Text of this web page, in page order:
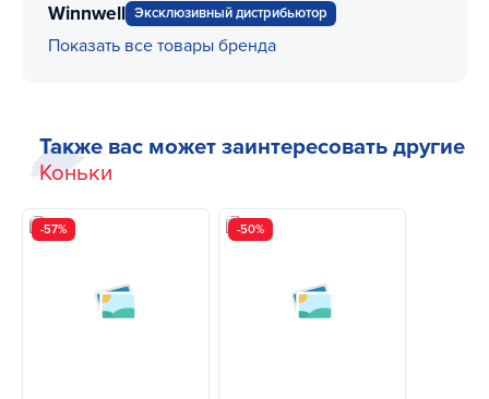
Winnwell Эксклюзивный дистрибьютор
Показать все товары бренда
Также вас может заинтересовать другие
Коньки
-57% -50%